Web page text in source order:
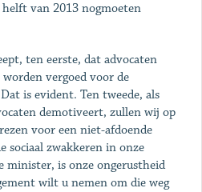
van 2013 nogmoeten
ten eerste, dat advocaten
vergoed voor de
is evident. Ten tweede, als
demotiveert, zullen wij op
voor een niet-afdoende
sociaal zwakkeren in onze
minister, is onze ongerustheid
wilt u nemen om die weg